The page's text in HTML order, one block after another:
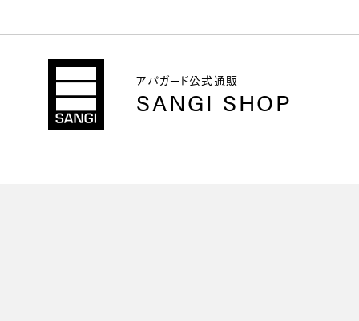
アパガード公式通販
SANGI SHOP